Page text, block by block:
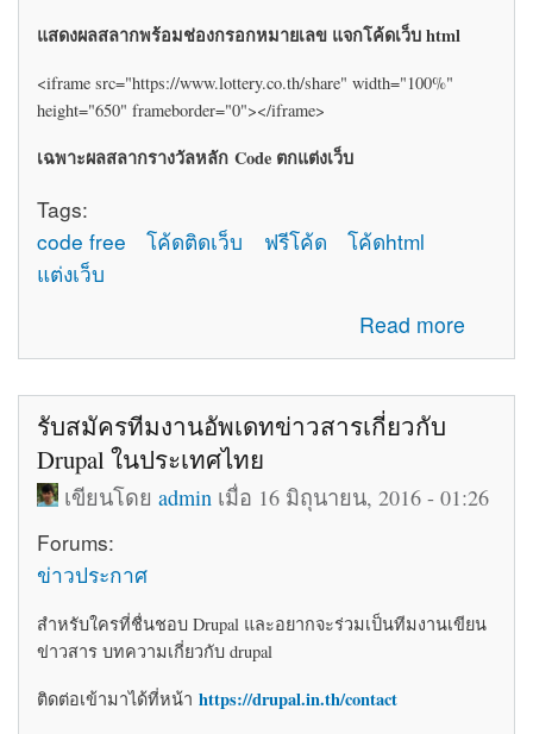
แสดงผลสลากพร้อมช่องกรอกหมายเลข แจกโค้ดเว็บ html
<iframe src="https://www.lottery.co.th/share" width="100%"
height="650" frameborder="0"></iframe>
เฉพาะผลสลากรางวัลหลัก Code ตกแต่งเว็บ
Tags:
code free
โค้ดติดเว็บ ฟรีโค้ด
โค้ดhtml
แต่งเว็บ
Read more
about โค้ดติดเว็บฟรี html โค้ดแต่งเว็บไซต์ blogger ร้านค้า
ให้สวยงาม
รับสมัครทีมงานอัพเดทข่าวสารเกี่ยวกับ
Drupal ในประเทศไทย
เขียนโดยadmin เมื่อ 16 มิถุนายน, 2016 - 01:26
Forums:
ข่าวประกาศ
สำหรับใครที่ชื่นชอบ Drupal และอยากจะร่วมเป็นทีมงานเขียน
ข่าวสาร บทความเกี่ยวกับ drupal
ติดต่อเข้ามาได้ที่หน้า https://drupal.in.th/contact